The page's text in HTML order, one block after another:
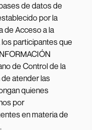
de datos de
por la
de Acceso a la
participantes que
de Control de la
atender las
quienes
por
en materia de